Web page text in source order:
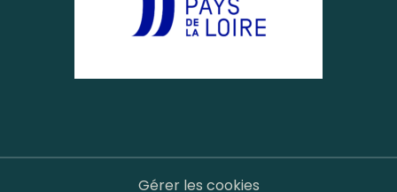
Gérer les cookies